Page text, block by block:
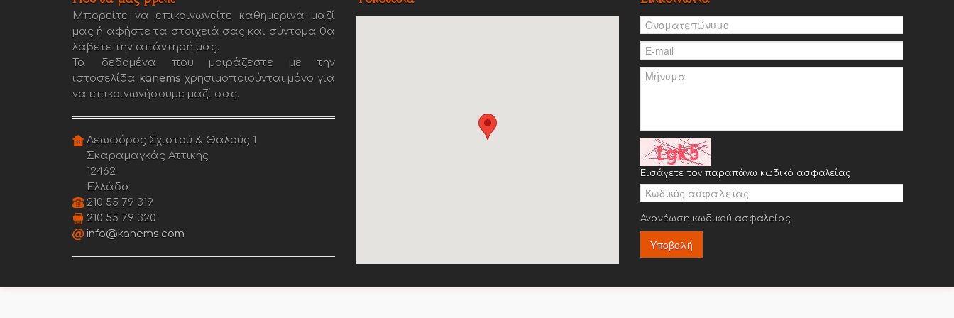
Μπορείτε να επικοινωνείτε καθημερινά μαζί
μας ή αφήστε τα στοιχειά σας και σύντομα θα
λάβετε την απάντησή μας.
Τα δεδομένα που μοιράζεστε με την
ιστοσελίδα kanems χρησιμοποιούνται μόνο για
να επικοινωνήσουμε μαζί σας.
Λεωφόρος Σχιστού & Θαλούς 1
Σκαραμαγκάς Αττικής
12462
Ελλάδα
210 55 79 319
210 55 79 320
info@kanems.com
Εισάγετε τον παραπάνω κωδικό ασφαλείας
Ανανέωση κωδικού ασφαλείας
Υποβολή